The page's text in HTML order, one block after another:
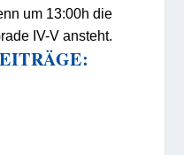
um 13:00h die
IV-V ansteht.